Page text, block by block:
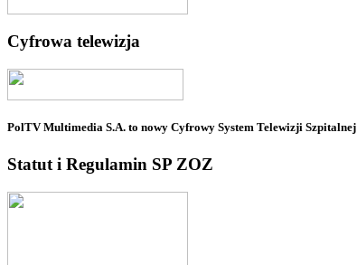
Cyfrowa telewizja
PolTV Multimedia S.A. to nowy Cyfrowy System Telewizji Szpitalnej
Statut i Regulamin SP ZOZ